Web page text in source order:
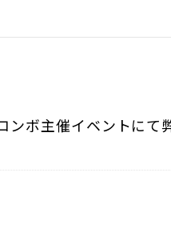
ンボ主催イベントにて